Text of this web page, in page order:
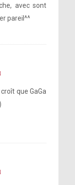
avec sont
pareil^^
que GaGa